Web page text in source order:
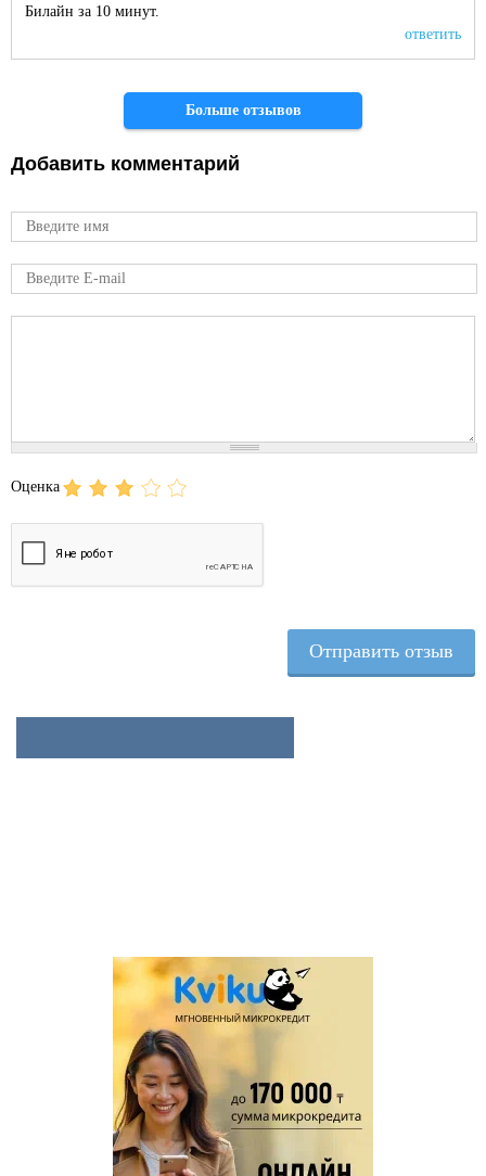
Билайн за 10 минут.
ответить
Больше отзывов
Добавить комментарий
Имя
E-mail
Оценка